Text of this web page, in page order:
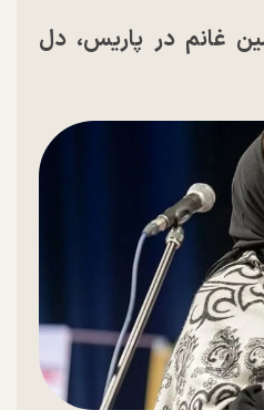
غانم در پاریس، دل